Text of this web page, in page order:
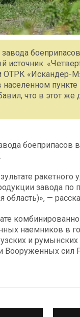
ОТРК «Искандер-
населенном
что в этот
завода по
—
наемников в
и
Вооруженных сил